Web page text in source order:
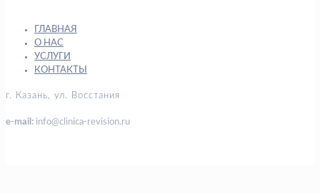
ГЛАВНАЯ
О НАС
УСЛУГИ
КОНТАКТЫ
г. Казань, ул. Восстания
e-mail: info@clinica-revision.ru